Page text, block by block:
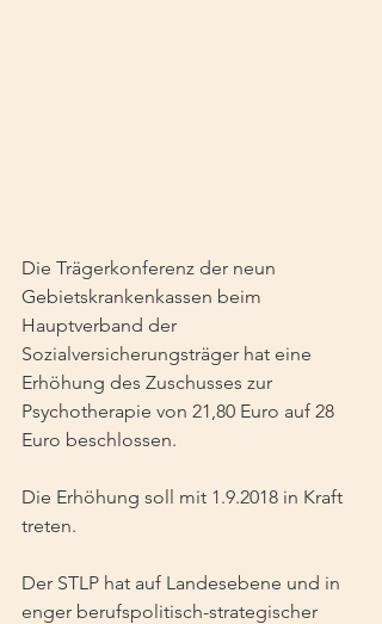
Die Trägerkonferenz der neun
Gebietskrankenkassen beim
Hauptverband der
Sozialversicherungsträger hat eine
Erhöhung des Zuschusses zur
Psychotherapie von 21,80 Euro auf 28
Euro beschlossen.
Die Erhöhung soll mit 1.9.2018 in Kraft
treten.
Der STLP hat auf Landesebene und in
enger berufspolitisch-strategischer